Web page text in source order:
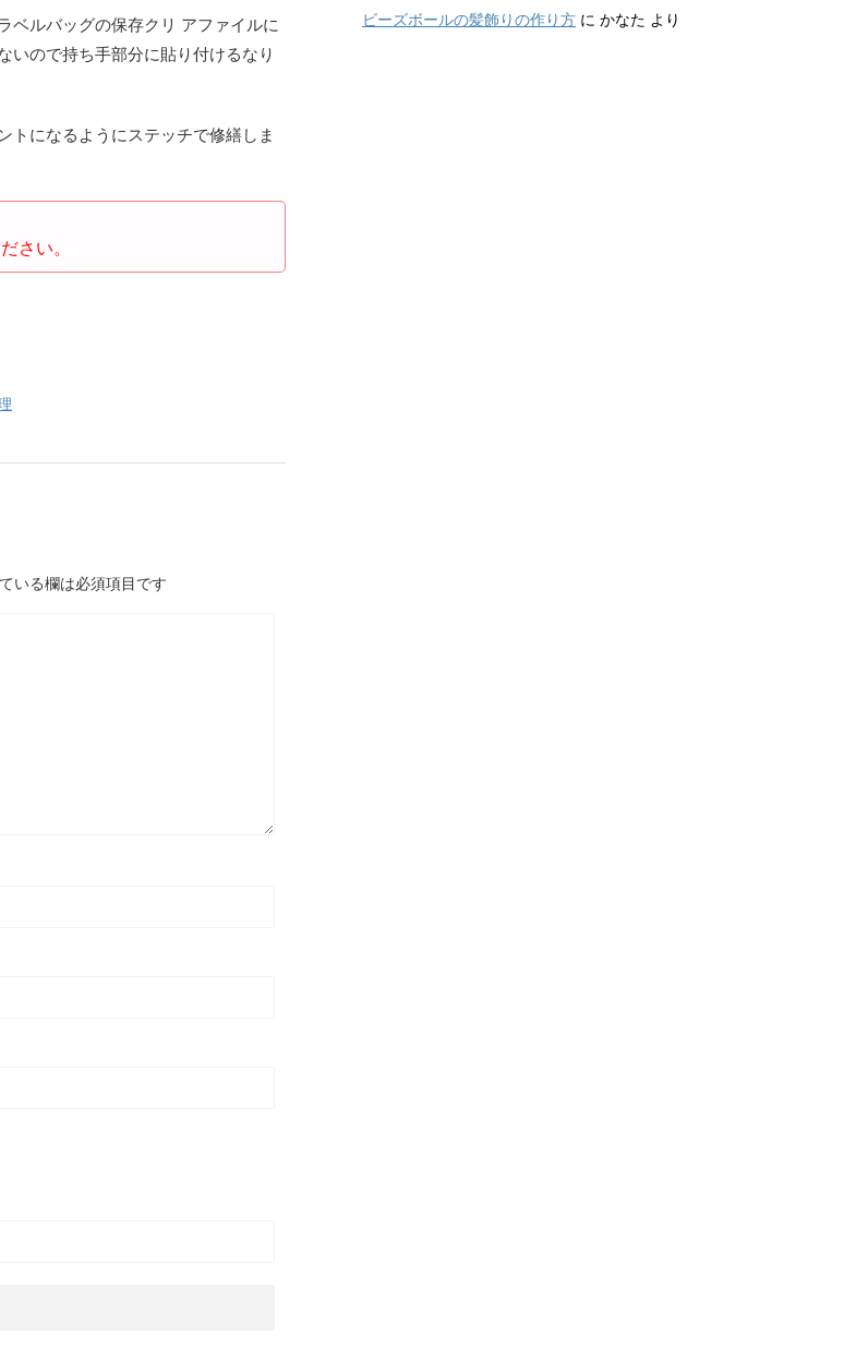
ベルバッグの保存クリ アファイルに
いので持ち手部分に貼り付けるなり
トになるようにステッチで修繕しま
さい。
いる欄は必須項目です
ビーズボールの髪飾りの作り方 に かなた より